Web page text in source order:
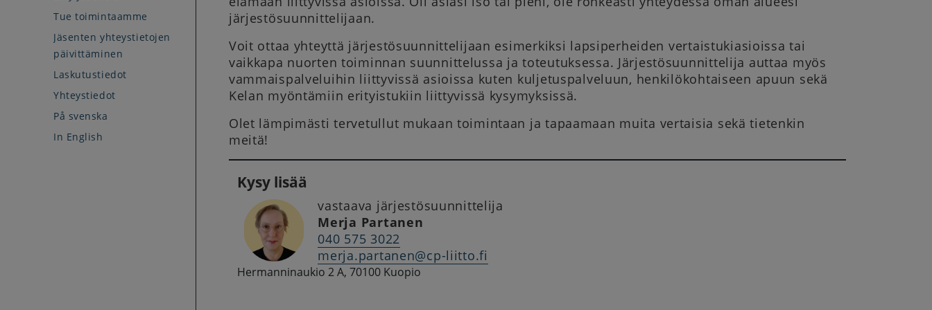
Tue toimintaamme
Jäsenten yhteystietojen
päivittäminen
Laskutustiedot
Yhteystiedot
På svenska
In English
järjestösuunnittelijaan.
Voit ottaa yhteyttä järjestösuunnittelijaan esimerkiksi lapsi­perheiden vertaistukiasioissa tai
vaikkapa nuorten toimin­nan suunnittelussa ja toteutuksessa. Järjestösuunnitte­lija auttaa myös
vammaispalveluihin liittyvissä asioissa kuten kuljetuspalveluun, henkilökohtaiseen apuun sekä
Kelan myöntämiin erityistukiin liittyvissä kysymyksissä.
Olet lämpimästi tervetullut mukaan toimintaan ja ta­paamaan muita vertaisia sekä tietenkin
meitä!
Kysy lisää
vastaava järjestösuunnittelija
Merja Partanen
040 575 3022
merja.partanen@cp-liitto.fi
Hermanninaukio 2 A, 70100 Kuopio